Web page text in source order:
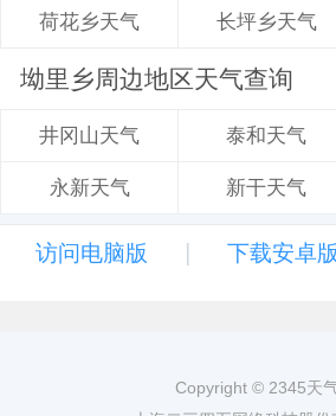
荷花乡天气 长坪乡天气
坳里乡周边地区天气查询
井冈山天气 泰和天气
永新天气 新干天气
访问电脑版 | 下载安卓版
Copyright © 2345天